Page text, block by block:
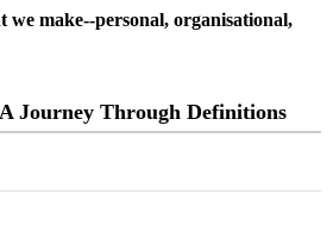
we make--personal, organisational,
Journey Through Definitions